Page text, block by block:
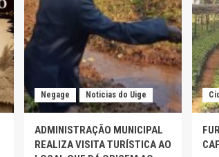
Negage Noticias do Uige
ADMINISTRAÇÃO MUNICIPAL
REALIZA VISITA TURÍSTICA AO